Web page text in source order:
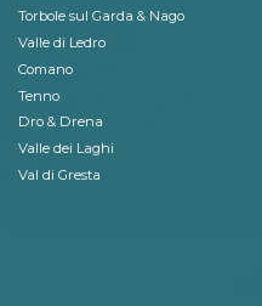
Torbole sul Garda & Nago
Valle di Ledro
Comano
Tenno
Dro & Drena
Valle dei Laghi
Val di Gresta